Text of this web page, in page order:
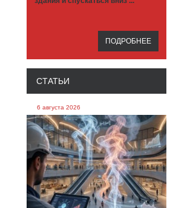
ПОДРОБНЕЕ
СТАТЬИ
6 августа 2026